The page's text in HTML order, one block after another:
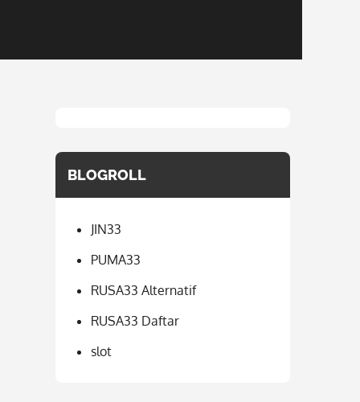
BLOGROLL
JIN33
PUMA33
RUSA33 Alternatif
RUSA33 Daftar
slot